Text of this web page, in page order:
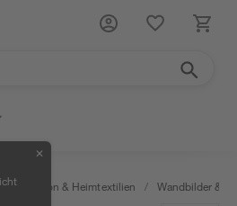
✕
Dekoration & Heimtextilien / Wandbilder &